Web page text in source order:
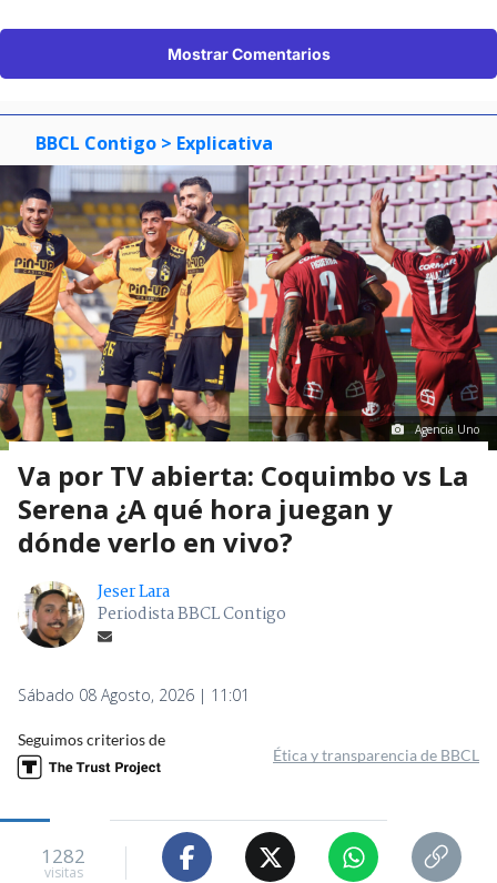
Mostrar Comentarios
BBCL Contigo > Explicativa
Agencia Uno
Va por TV abierta: Coquimbo vs La
Serena ¿A qué hora juegan y
dónde verlo en vivo?
Jeser Lara
Periodista BBCL Contigo
Sábado 08 Agosto, 2026 | 11:01
Seguimos criterios de
Ética y transparencia de BBCL
1282
visitas